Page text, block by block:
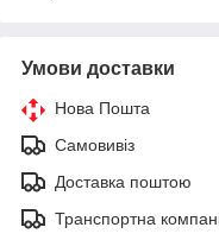
Умови доставки
Нова Пошта
Самовивіз
Доставка поштою
Транспортна